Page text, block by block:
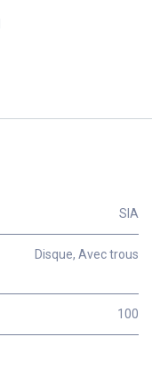
SIA
Disque, Avec trous
100